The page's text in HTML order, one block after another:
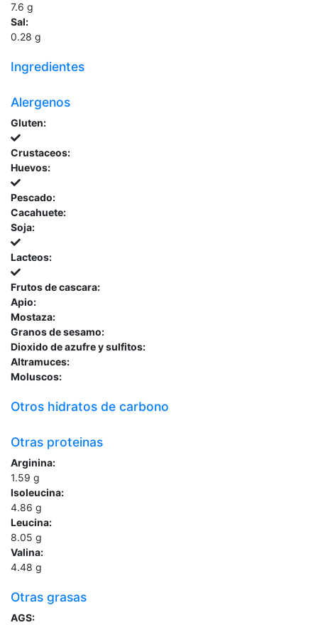
7.6 g
Sal:
0.28 g
Ingredientes
Alergenos
Gluten:
Crustaceos:
Huevos:
Pescado:
Cacahuete:
Soja:
Lacteos:
Frutos de cascara:
Apio:
Mostaza:
Granos de sesamo:
Dioxido de azufre y sulfitos:
Altramuces:
Moluscos:
Otros hidratos de carbono
Otras proteinas
Arginina:
1.59 g
Isoleucina:
4.86 g
Leucina:
8.05 g
Valina:
4.48 g
Otras grasas
AGS: